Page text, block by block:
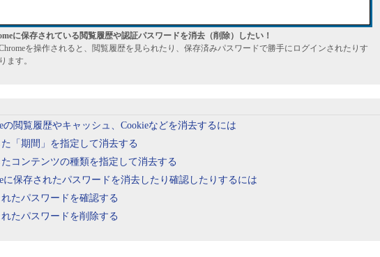
に保存されている閲覧履歴や認証パスワードを消去（削除）したい！
を操作されると、閲覧履歴を見られたり、保存済みパスワードで勝手にログインされたりす
ます。
の閲覧履歴やキャッシュ、Cookieなどを消去するには
「期間」を指定して消去する
コンテンツの種類を指定して消去する
に保存されたパスワードを消去したり確認したりするには
たパスワードを確認する
たパスワードを削除する